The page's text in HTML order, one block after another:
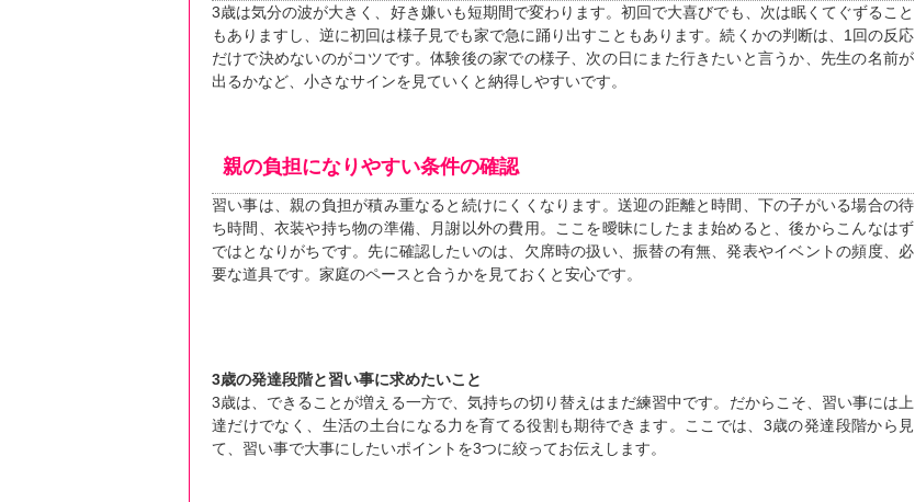
3歳は気分の波が大きく、好き嫌いも短期間で変わります。初回で大喜びでも、次は眠くてぐずること
もありますし、逆に初回は様子見でも家で急に踊り出すこともあります。続くかの判断は、1回の反応
だけで決めないのがコツです。体験後の家での様子、次の日にまた行きたいと言うか、先生の名前が
出るかなど、小さなサインを見ていくと納得しやすいです。
親の負担になりやすい条件の確認
習い事は、親の負担が積み重なると続けにくくなります。送迎の距離と時間、下の子がいる場合の待
ち時間、衣装や持ち物の準備、月謝以外の費用。ここを曖昧にしたまま始めると、後からこんなはず
ではとなりがちです。先に確認したいのは、欠席時の扱い、振替の有無、発表やイベントの頻度、必
要な道具です。家庭のペースと合うかを見ておくと安心です。
3歳の発達段階と習い事に求めたいこと
3歳は、できることが増える一方で、気持ちの切り替えはまだ練習中です。だからこそ、習い事には上
達だけでなく、生活の土台になる力を育てる役割も期待できます。ここでは、3歳の発達段階から見
て、習い事で大事にしたいポイントを3つに絞ってお伝えします。